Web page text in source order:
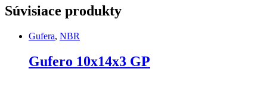
Súvisiace produkty
Gufera, NBR
Gufero 10x14x3 GP